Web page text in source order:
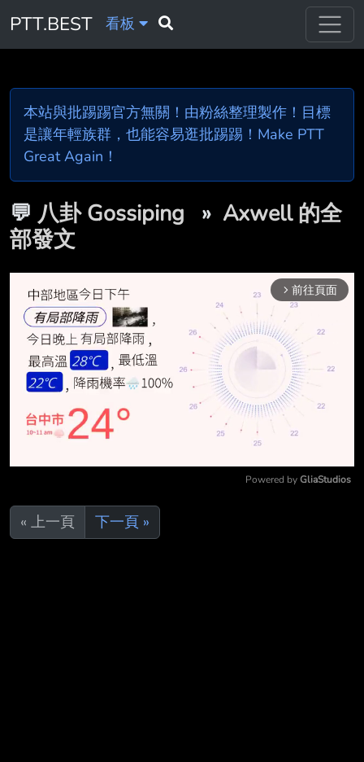
PTT.BEST 看板
本站與批踢踢官方無關！由粉絲整理製作！目標
是讓年輕族群，也能容易逛批踢踢！Make PTT
Great Again！
💬 八卦 Gossiping » Axwell 的全
部發文
arrow_forward_ios 前往頁面
Powered by GliaStudios
« 上一頁 下一頁 »